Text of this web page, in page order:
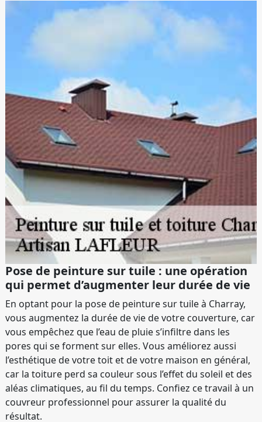
Pose de peinture sur tuile : une opération
qui permet d’augmenter leur durée de vie
En optant pour la pose de peinture sur tuile à Charray,
vous augmentez la durée de vie de votre couverture, car
vous empêchez que l’eau de pluie s’infiltre dans les
pores qui se forment sur elles. Vous améliorez aussi
l’esthétique de votre toit et de votre maison en général,
car la toiture perd sa couleur sous l’effet du soleil et des
aléas climatiques, au fil du temps. Confiez ce travail à un
couvreur professionnel pour assurer la qualité du
résultat.